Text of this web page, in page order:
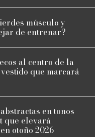
músculo y
de entrenar?
al centro de la
que marcará
en tonos
que elevará
otoño 2026